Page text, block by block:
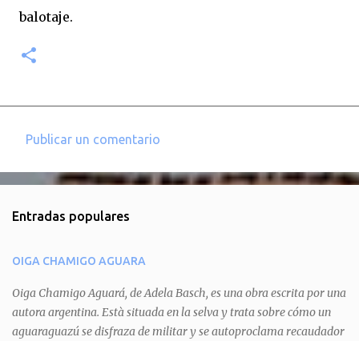
balotaje.
e
t
a
r
i
Publicar un comentario
Entradas populares
OIGA CHAMIGO AGUARA
Oiga Chamigo Aguará, de Adela Basch, es una obra escrita por una
autora argentina. Està situada en la selva y trata sobre cómo un
aguaraguazú se disfraza de militar y se autoproclama recaudador